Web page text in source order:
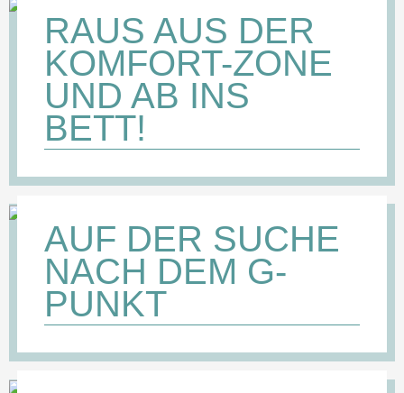
RAUS AUS DER
KOMFORT-ZONE
UND AB INS
BETT!
AUF DER SUCHE
NACH DEM G-
PUNKT